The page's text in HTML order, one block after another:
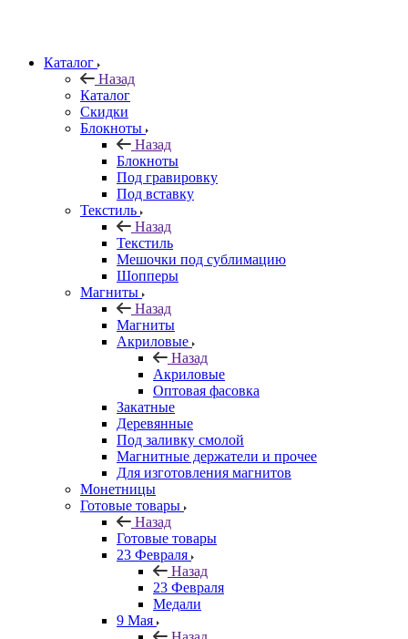
Каталог
Назад
Каталог
Скидки
Блокноты
Назад
Блокноты
Под гравировку
Под вставку
Текстиль
Назад
Текстиль
Мешочки под сублимацию
Шопперы
Магниты
Назад
Магниты
Акриловые
Назад
Акриловые
Оптовая фасовка
Закатные
Деревянные
Под заливку смолой
Магнитные держатели и прочее
Для изготовления магнитов
Монетницы
Готовые товары
Назад
Готовые товары
23 Февраля
Назад
23 Февраля
Медали
9 Мая